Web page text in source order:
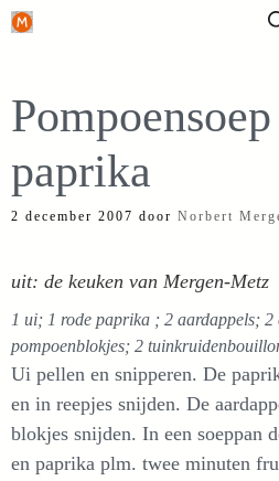
Ga
inhoud
paprika
2 december 2007 door Norbert
uit: de keuken van Mergen-Metz
1 ui; 1 rode paprika ; 2 aardappels; 2
pompoenblokjes; 2
Ui pellen en snipperen. De
en in reepjes snijden. De
blokjes snijden. In een soeppan
en paprika plm. twee minuten